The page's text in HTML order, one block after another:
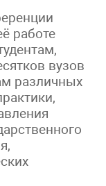
работе
вузов
различных